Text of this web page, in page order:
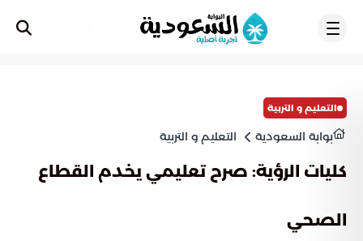
التعليم و التربية
بوابة السعودية التعليم و التربية
كليات الرؤية: صرح تعليمي يخدم القطاع
الصحي